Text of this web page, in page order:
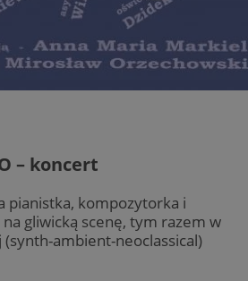
– koncert
pianistka, kompozytorka i
gliwicką scenę, tym razem w
ambient-neoclassical)